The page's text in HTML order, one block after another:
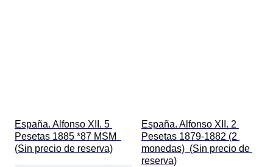
España. Alfonso XII. 5
Pesetas 1885 *87 MSM
(Sin precio de reserva)
España. Alfonso XII. 2
Pesetas 1879-1882 (2
monedas)  (Sin precio de
reserva)